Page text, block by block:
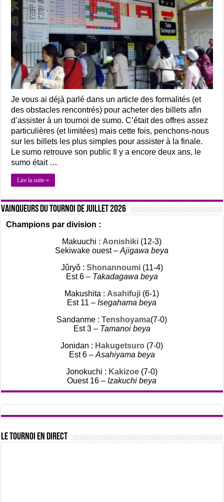
Je vous ai déjà parlé dans un article des formalités (et
des obstacles rencontrés) pour acheter des billets afin
d’assister à un tournoi de sumo. C’était des offres assez
particulières (et limitées) mais cette fois, penchons-nous
sur les billets les plus simples pour assister à la finale.
Le sumo retrouve son public Il y a encore deux ans, le
sumo était …
Lire la suite »
Vainqueurs du tournoi de Juillet 2026
Champions par division :
Makuuchi : Aonishiki (12-3)
Sekiwake ouest –Ajigawa beya
Jûryô : Shonannoumi (11-4)
Est 6 – Takadagawa beya
Makushita : Asahifuji (6-1)
Est 11 –Isegahama beya
Sandanme :Tenshoyama(7-0)
Est 3 – Tamanoi beya
Jonidan : Hakugetsuro (7-0)
Est 6 – Asahiyama beya
Jonokuchi : Kakizoe (7-0)
Ouest 16 –Izakuchi beya
Le tournoi en direct